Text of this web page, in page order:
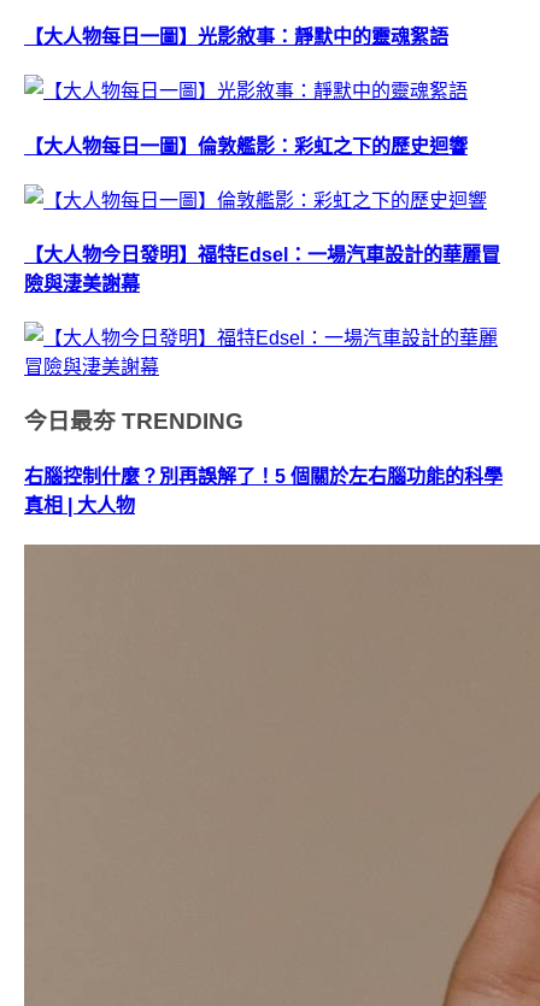
【大人物每日一圖】光影敘事：靜默中的靈魂絮語
【大人物每日一圖】倫敦艦影：彩虹之下的歷史迴響
【大人物今日發明】福特Edsel：一場汽車設計的華麗冒
險與淒美謝幕
今日最夯 TRENDING
右腦控制什麼？別再誤解了！5 個關於左右腦功能的科學
真相 | 大人物